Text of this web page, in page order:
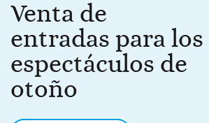
Venta de
entradas para los
espectáculos de
otoño